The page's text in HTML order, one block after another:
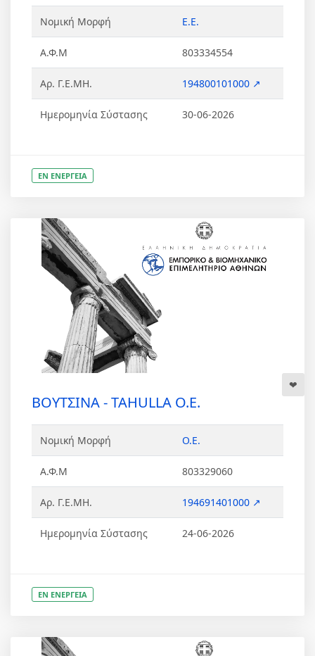
Νομική Μορφή Ε.Ε.
Α.Φ.Μ 803334554
Αρ. Γ.Ε.ΜΗ. 194800101000 ↗
Ημερομηνία Σύστασης 30-06-2026
ΕΝ ΕΝΕΡΓΕΙΑ
ΒΟΥΤΣΙΝΑ - TAHULLA Ο.Ε.
Νομική Μορφή Ο.Ε.
Α.Φ.Μ 803329060
Αρ. Γ.Ε.ΜΗ. 194691401000 ↗
Ημερομηνία Σύστασης 24-06-2026
ΕΝ ΕΝΕΡΓΕΙΑ